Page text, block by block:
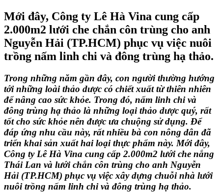
Mới đây, Công ty Lê Hà Vina cung cấp
2.000m2 lưới che chắn côn trùng cho anh
Nguyễn Hải (TP.HCM) phục vụ việc nuôi
trồng nấm linh chi và đông trùng hạ thảo.
Trong những năm gần đây, con người thường hướng
tới những loài thảo dược có chiết xuất từ thiên nhiên
để nâng cao sức khỏe. Trong đó, nấm linh chi và
đông trùng hạ thảo là những loại thảo dược quý, rất
tốt cho sức khỏe nên được ưa chuộng sử dụng. Để
đáp ứng nhu cầu này, rất nhiều bà con nông dân đã
triển khai sản xuất hai loại thực phẩm này. Mới đây,
Công ty Lê Hà Vina cung cấp 2.000m2 lưới che nắng
Thái Lan và lưới chắn côn trùng cho anh Nguyễn
Hải (TP.HCM) phục vụ việc xây dựng chuỗi nhà lưới
nuôi trồng nấm linh chi và đông trùng hạ thảo.